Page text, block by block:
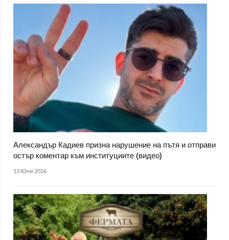
Александър Кадиев призна нарушение на пътя и отправи
остър коментар към институциите (видео)
13 Юли 2026